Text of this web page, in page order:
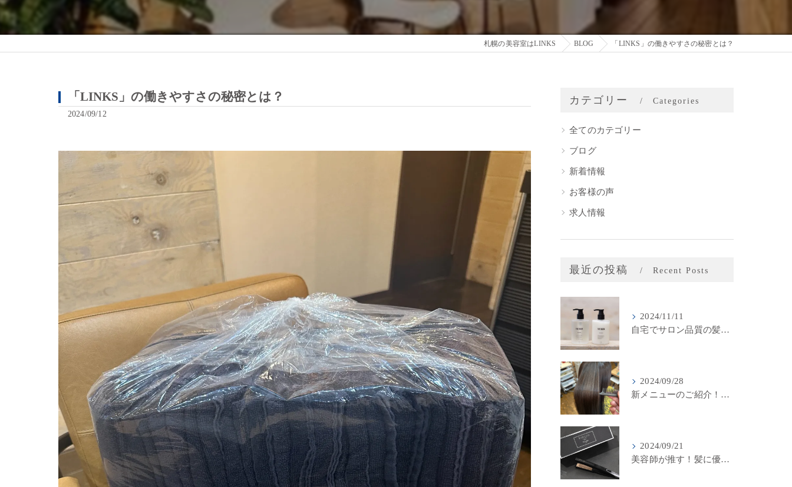
札幌の美容室はLINKS BLOG 「LINKS」の働きやすさの秘密とは？
「LINKS」の働きやすさの秘密とは？
2024/09/12
カテゴリー Categories
全てのカテゴリー
ブログ
新着情報
お客様の声
求人情報
最近の投稿 Recent Posts
2024/11/11
自宅でサロン品質の髪質改善！LINKSオリジナル「THE RaDIXシャンプー＆トリートメント」のご紹介
2024/09/28
新メニューのご紹介！LINKSの最新髪質改善カラーメニューが登場！
2024/09/21
美容師が推す！髪に優しいストレートアイロン『キヌージョプロ』で美しいスタイリングを実現